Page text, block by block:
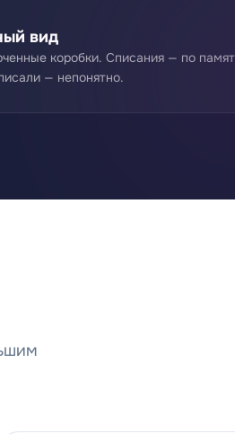
вид
коробки. Списания — по
— непонятно.